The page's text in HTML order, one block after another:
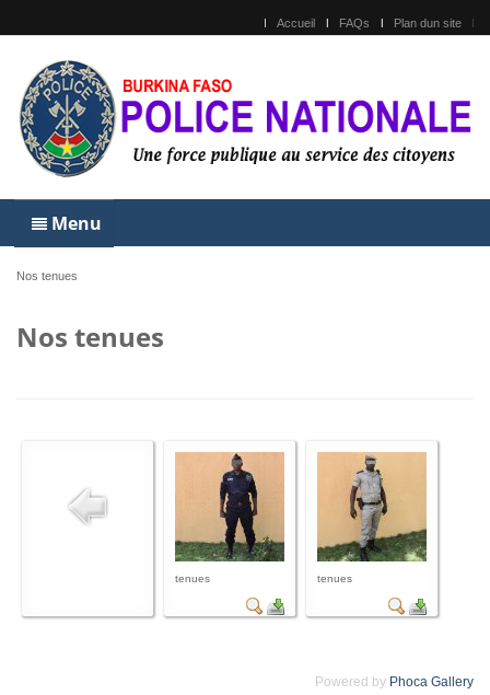
Accueil FAQs Plan dun site
Menu
Nos tenues
Nos tenues
tenues tenues
Powered by Phoca Gallery